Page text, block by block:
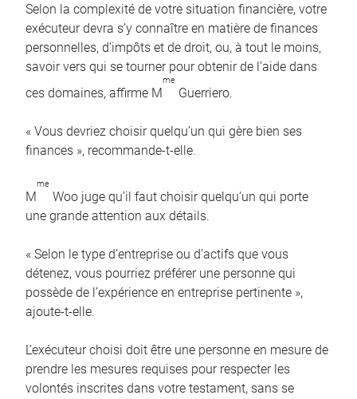
Selon la complexité de votre situation financière, votre
exécuteur devra s’y connaître en matière de finances
personnelles, d’impôts et de droit, ou, à tout le moins,
savoir vers qui se tourner pour obtenir de l’aide dans
ces domaines, affirme M
me
Guerriero.
« Vous devriez choisir quelqu’un qui gère bien ses
finances », recommande-t-elle.
M
me
Woo juge qu’il faut choisir quelqu’un qui porte
une grande attention aux détails.
« Selon le type d’entreprise ou d’actifs que vous
détenez, vous pourriez préférer une personne qui
possède de l’expérience en entreprise pertinente »,
ajoute-t-elle.
L’exécuteur choisi doit être une personne en mesure de
prendre les mesures requises pour respecter les
volontés inscrites dans votre testament, sans se